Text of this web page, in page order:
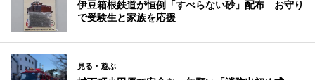
伊豆箱根鉄道が恒例「すべらない砂」配布 お守り
で受験生と家族を応援
見る・遊ぶ